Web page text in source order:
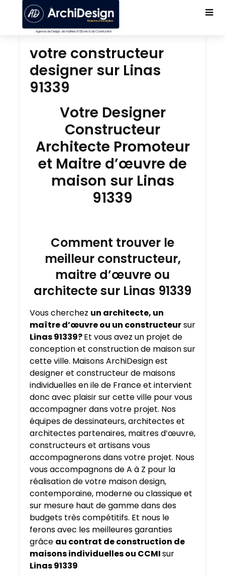
votre constructeur
designer sur Linas
91339
Votre Designer
Constructeur
Architecte Promoteur
et Maitre d’œuvre de
maison sur Linas
91339
Comment trouver le
meilleur constructeur,
maitre d’œuvre ou
architecte sur Linas 91339
Vous cherchez un architecte, un
maître d’œuvre ou un constructeursur
Linas 91339?Et vous avez un projet de
conception et construction de maison sur
cette ville. Maisons ArchiDesign est
designer et constructeur de maisons
individuelles en ile de France et intervient
donc avec plaisir sur cette ville pour vous
accompagner dans votre projet. Nos
équipes de dessinateurs, architectes et
architectes partenaires, maitres d’œuvre,
constructeurs et artisans vous
accompagnerons dans votre projet. Nous
vous accompagnons de A à Z pour la
réalisation de votre maison design,
contemporaine, moderne ou classique et
sur mesure haut de gamme dans des
budgets très compétitifs. Et nous le
ferons avec les meilleures garanties
grâce au contrat de construction de
maisons individuelles ou CCMIsur
Linas 91339